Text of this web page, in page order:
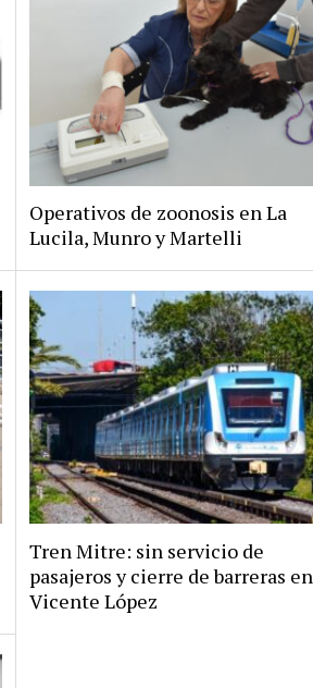
Operativos de zoonosis en La
Lucila, Munro y Martelli
Tren Mitre: sin servicio de
pasajeros y cierre de barreras en
Vicente López